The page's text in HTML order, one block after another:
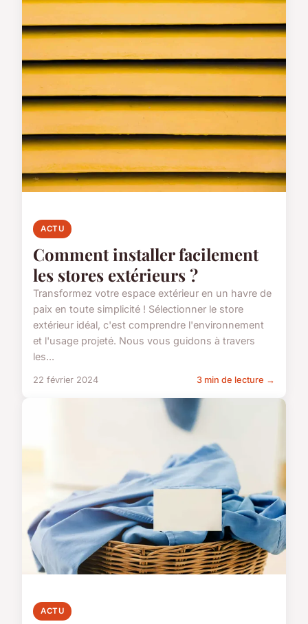
ACTU
Comment installer facilement
les stores extérieurs ?
Transformez votre espace extérieur en un havre de
paix en toute simplicité ! Sélectionner le store
extérieur idéal, c'est comprendre l'environnement
et l'usage projeté. Nous vous guidons à travers
les...
22 février 2024 3 min de lecture →
ACTU